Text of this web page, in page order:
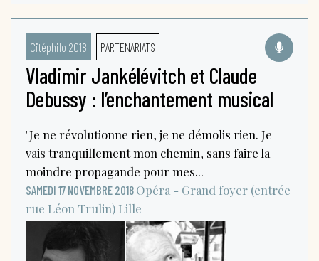
Citéphilo 2018 PARTENARIATS
Vladimir Jankélévitch et Claude
Debussy : l’enchantement musical
"Je ne révolutionne rien, je ne démolis rien. Je
vais tranquillement mon chemin, sans faire la
moindre propagande pour mes...
SAMEDI 17 NOVEMBRE 2018 Opéra - Grand foyer (entrée
rue Léon Trulin) Lille